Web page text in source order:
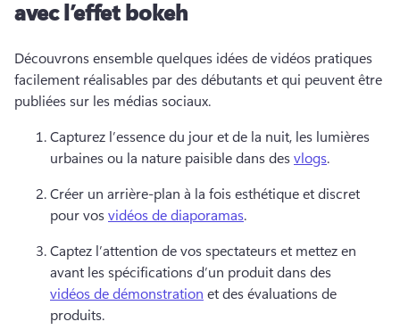
avec l’effet bokeh
Découvrons ensemble quelques idées de vidéos pratiques
facilement réalisables par des débutants et qui peuvent être
publiées sur les médias sociaux.
Capturez l’essence du jour et de la nuit, les lumières
urbaines ou la nature paisible dans des vlogs.
Créer un arrière-plan à la fois esthétique et discret
pour vos vidéos de diaporamas.
Captez l’attention de vos spectateurs et mettez en
avant les spécifications d’un produit dans des
vidéos de démonstration et des évaluations de
produits.